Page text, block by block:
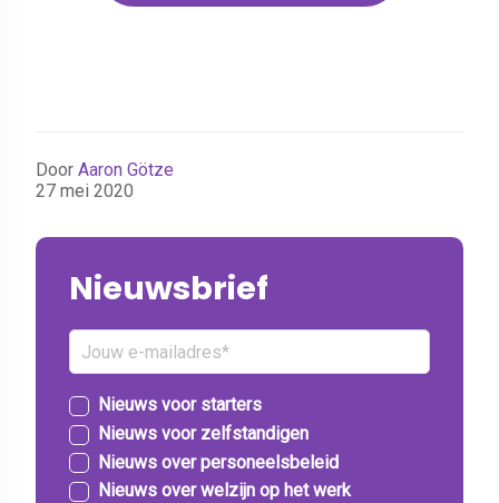
Door Aaron Götze
27 mei 2020
Nieuwsbrief
Nieuws voor starters
Nieuws voor zelfstandigen
Nieuws over personeelsbeleid
Nieuws over welzijn op het werk